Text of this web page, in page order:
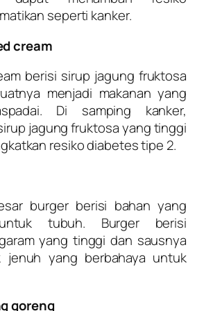
seperti kanker.
cream
berisi sirup jagung fruktosa
menjadi makanan yang
Di samping kanker,
jagung fruktosa yang tinggi
resiko diabetes tipe 2.
burger berisi bahan yang
tubuh. Burger berisi
yang tinggi dan sausnya
jenuh yang berbahaya untuk
goreng